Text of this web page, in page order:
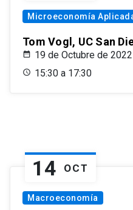
Microeconomía
Tom Vogl, UC San
19 de Octubre de 2022
15:30 a 17:30
14 OCT
Macroeconomía